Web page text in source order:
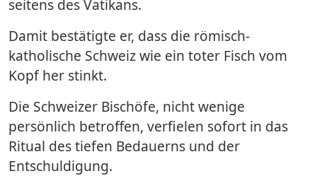
seitens des Vatikans.
Damit bestätigte er, dass die römisch-
katholische Schweiz wie ein toter Fisch vom
Kopf her stinkt.
Die Schweizer Bischöfe, nicht wenige
persönlich betroffen, verfielen sofort in das
Ritual des tiefen Bedauerns und der
Entschuldigung.